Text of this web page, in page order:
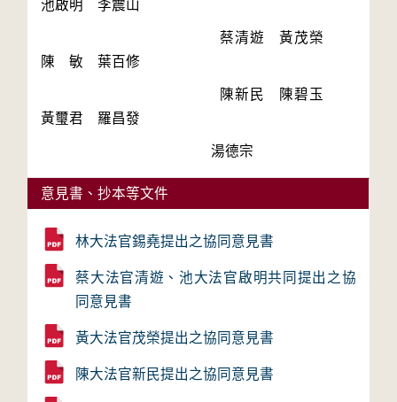
蔡清遊　黃茂榮
陳新民　陳碧玉
意見書、抄本等文件
林大法官錫堯提出之協同意見書
蔡大法官清遊、池大法官啟明共同提出之協
同意見書
黃大法官茂榮提出之協同意見書
陳大法官新民提出之協同意見書